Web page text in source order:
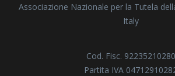
Associazione Nazionale per la Tutela
Italy
Cod. Fisc. 92235210280
Partita IVA